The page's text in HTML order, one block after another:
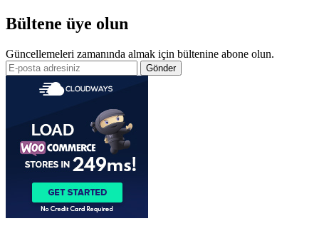
Bültene üye olun
Güncellemeleri zamanında almak için bültenine abone olun.